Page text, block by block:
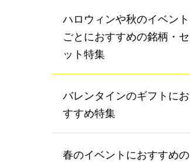
ハロウィンや秋のイベント
ごとにおすすめの銘柄・セ
ット特集
バレンタインのギフトにお
すすめ特集
春のイベントにおすすめの